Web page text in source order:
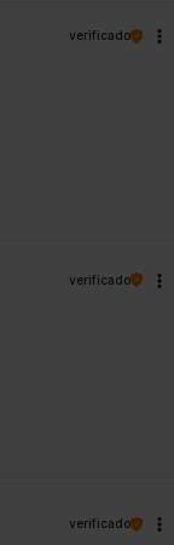
verificado
verificado
verificado